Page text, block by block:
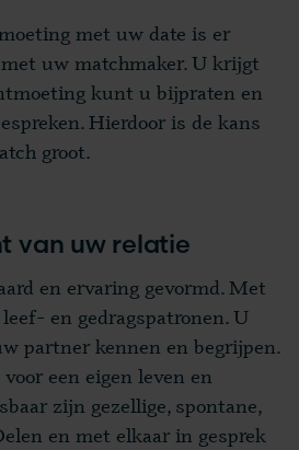
met uw date is er
uw matchmaker. U krijgt
kunt u bijpraten en
Hierdoor is de kans
groot.
van uw relatie
en ervaring gevormd. Met
en gedragspatronen. U
partner kennen en begrijpen.
een eigen leven en
zijn gezellige, spontane,
en met elkaar in gesprek